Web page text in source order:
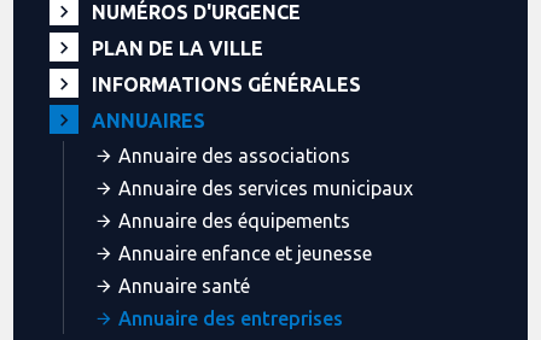
NUMÉROS D'URGENCE
PLAN DE LA VILLE
INFORMATIONS GÉNÉRALES
ANNUAIRES
Annuaire des associations
Annuaire des services municipaux
Annuaire des équipements
Annuaire enfance et jeunesse
Annuaire santé
Annuaire des entreprises